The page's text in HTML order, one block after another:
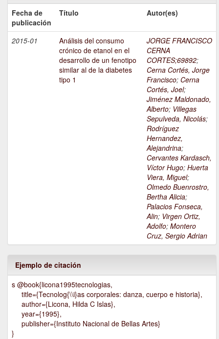
Fecha de
publicación
Título Autor(es)
2015-01
Análisis del consumo
crónico de etanol en el
desarrollo de un fenotipo
similar al de la diabetes
tipo 1
JORGE FRANCISCO
CERNA
CORTES;69892;
Cerna Cortés, Jorge
Francisco; Cerna
Cortés, Joel;
Jiménez Maldonado,
Alberto; Villegas
Sepulveda, Nicolás;
Rodríguez
Hernandez,
Alejandrina;
Cervantes Kardasch,
Víctor Hugo; Huerta
Viera, Miguel;
Olmedo Buenrostro,
Bertha Alicia;
Palacios Fonseca,
Alin; Virgen Ortiz,
Adolfo; Montero
Cruz, Sergio Adrian
Ejemplo de citación
s @book{licona1995tecnologias,
title={Tecnolog{\\i}as corporales: danza, cuerpo e historia},
author={Licona, Hilda C Islas},
year={1995},
publisher={Instituto Nacional de Bellas Artes}
}